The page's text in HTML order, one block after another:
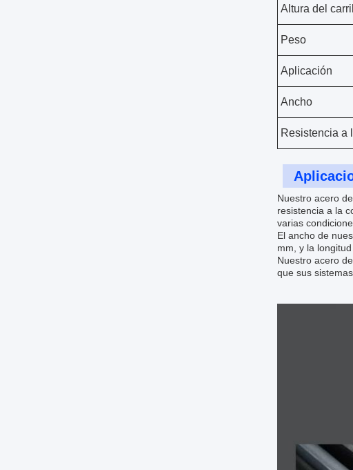
Altura del
Peso
Aplicación
Ancho
Resistencia a
Nuestro acero
resistencia a la
varias
El ancho de
mm, y la
Nuestro acero
que sus